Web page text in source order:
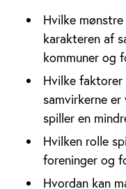
Hvilke
karakteren af
kommuner og
Hvilke
samvirkerne
spiller en
Hvilken rolle
foreninger og
Hvordan kan